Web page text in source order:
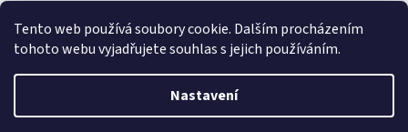
Tento web používá soubory cookie. Dalším procházením
tohoto webu vyjadřujete souhlas s jejich používáním.
Nastavení
Vytvořil Shoptet